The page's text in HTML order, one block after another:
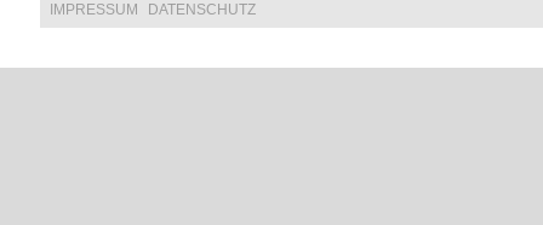
IMPRESSUM DATENSCHUTZ